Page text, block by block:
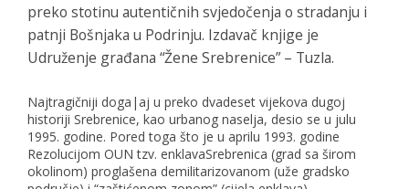
preko stotinu autentičnih svjedočenja o stradanju i
patnji Bošnjaka u Podrinju. Izdavač knjige je
Udruženje građana “Žene Srebrenice” – Tuzla.
Najtragičniji doga|aj u preko dvadeset vijekova dugoj
historiji Srebrenice, kao urbanog naselja, desio se u julu
1995. godine. Pored toga što je u aprilu 1993. godine
Rezolucijom OUN tzv. enklavaSrebrenica (grad sa širom
okolinom) proglašena demilitarizovanom (uže gradsko